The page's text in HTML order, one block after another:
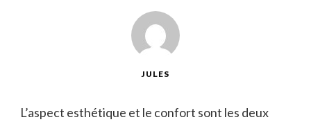
JULES
L’aspect esthétique et le confort sont les deux